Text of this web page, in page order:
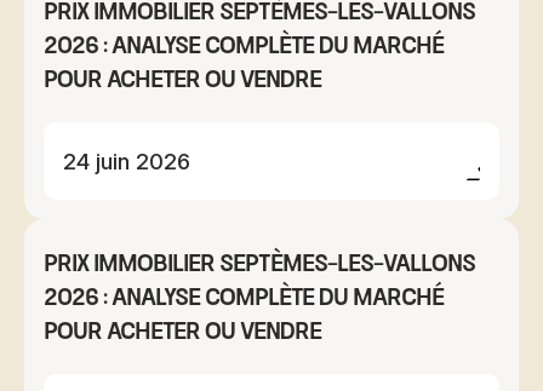
Prix immobilier Septèmes-les-Vallons
2026 : analyse complète du marché
pour acheter ou vendre
24 juin 2026
Prix immobilier Septèmes-les-Vallons
2026 : analyse complète du marché
pour acheter ou vendre